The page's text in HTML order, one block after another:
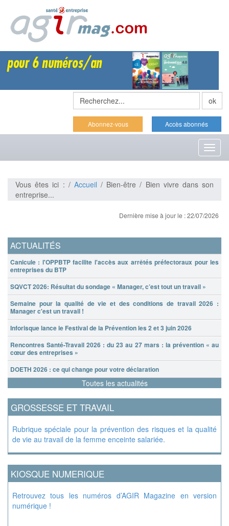
Abonnez-vous Accès abonnés
Vous êtes ici : / Accueil / Bien-être / Bien vivre dans son
entreprise...
Dernière mise à jour le : 22/07/2026
ACTUALITÉS
Canicule : l'OPPBTP facilite l'accès aux arrêtés préfectoraux pour les
entreprises du BTP
SQVCT 2026: Résultat du sondage « Manager, c’est tout un travail »
Semaine pour la qualité de vie et des conditions de travail 2026 :
Manager c'est un travail !
Inforisque lance le Festival de la Prévention les 2 et 3 juin 2026
Rencontres Santé-Travail 2026 : du 23 au 27 mars : la prévention « au
cœur des entreprises »
DOETH 2026 : ce qui change pour votre déclaration
Toutes les actualités
GROSSESSE ET TRAVAIL
Rubrique spéciale pour la prévention des risques et la qualité
de vie au travail de la femme enceinte salariée.
KIOSQUE NUMERIQUE
Retrouvez tous les numéros d’AGIR Magazine en version
numérique !